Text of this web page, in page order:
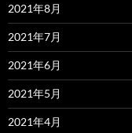
2021年8月
2021年7月
2021年6月
2021年5月
2021年4月